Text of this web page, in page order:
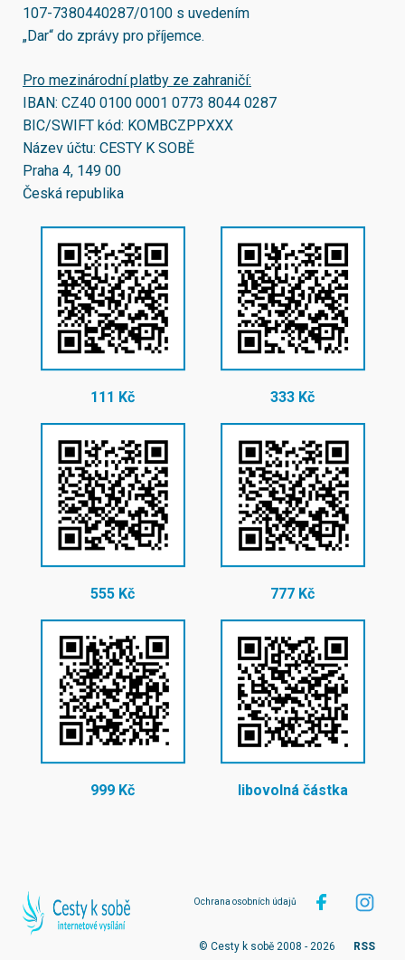
107-7380440287/0100 s uvedením
„Dar“ do zprávy pro příjemce.
Pro mezinárodní platby ze zahraničí:
IBAN: CZ40 0100 0001 0773 8044 0287
BIC/SWIFT kód: KOMBCZPPXXX
Název účtu: CESTY K SOBĚ
Praha 4, 149 00
Česká republika
111 Kč 333 Kč
555 Kč 777 Kč
999 Kč libovolná částka
Ochrana osobních údajů
© Cesty k sobě 2008 - 2026 RSS